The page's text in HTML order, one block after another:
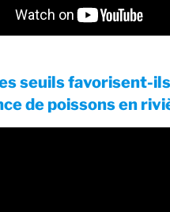
seuils favorisent-
de poissons en